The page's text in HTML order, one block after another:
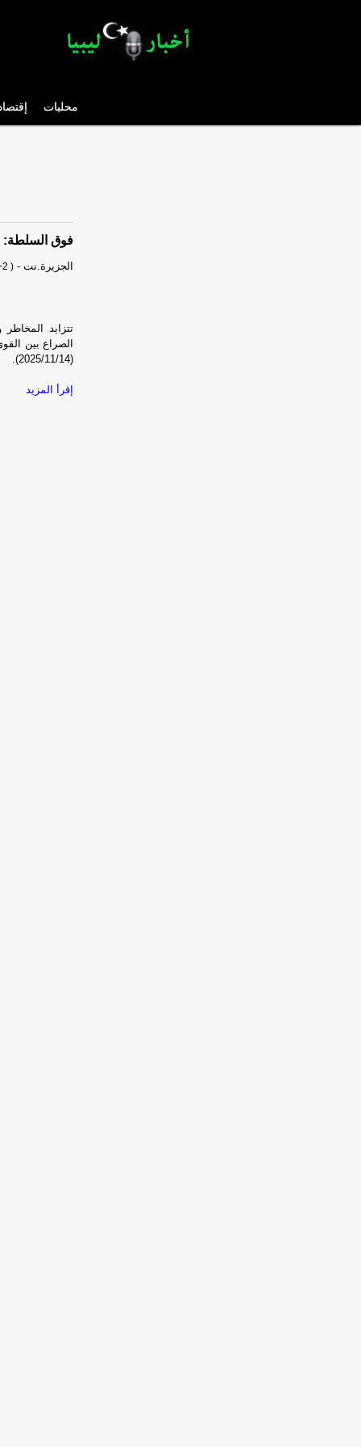
محليات
فوق السلطة:
الجزيرة.نت -
)
تتزايد
الصراع بين
(2025/11/14).
إقرأ المزيد